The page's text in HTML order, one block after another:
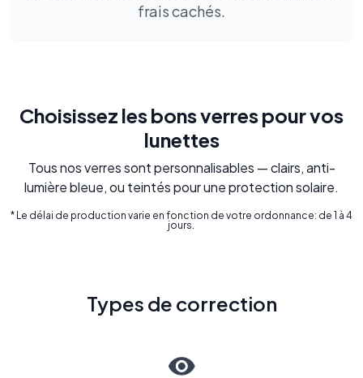
frais cachés.
Choisissez les bons verres pour vos
lunettes
Tous nos verres sont personnalisables — clairs, anti-
lumière bleue, ou teintés pour une protection solaire.
* Le délai de production varie en fonction de votre ordonnance: de 1 à 4
jours.
Types de correction